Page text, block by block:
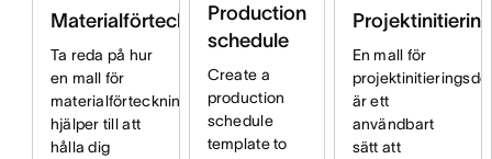
Materialförteckning
Ta reda på hur
en mall för
materialförteckning
hjälper till att
hålla dig
Production
schedule
Create a
production
schedule
template to
En mall för
är ett
användbart
sätt att